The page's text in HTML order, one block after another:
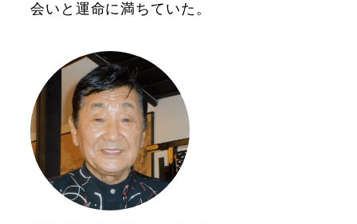
会いと運命に満ちていた。